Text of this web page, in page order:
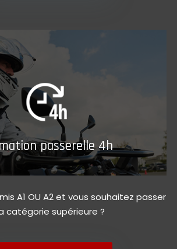
passerelle 4h
A1 OU A2 et vous souhaitez passer
catégorie supérieure ?